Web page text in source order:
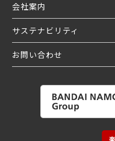
会社案内
サステナビリティ
お問い合わせ